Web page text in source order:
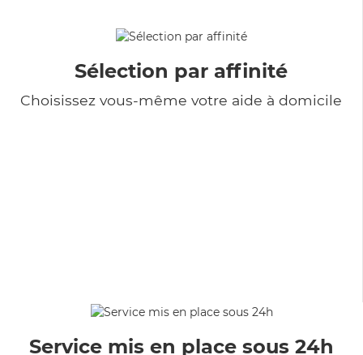
Sélection par affinité
Choisissez vous-même votre aide à domicile
Service mis en place sous 24h